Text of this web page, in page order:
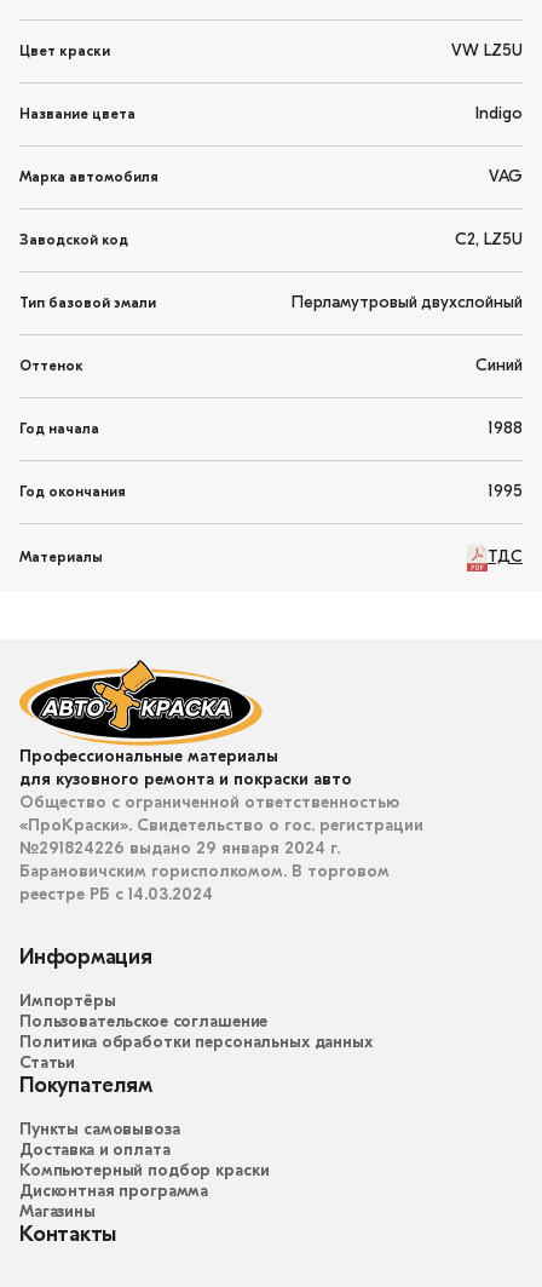
Цвет краски VW LZ5U
Название цвета Indigo
Марка автомобиля VAG
Заводской код C2, LZ5U
Тип базовой эмали Перламутровый двухслойный
Оттенок Синий
Год начала 1988
Год окончания 1995
Материалы ТДС
Профессиональные материалы
для кузовного ремонта и покраски авто
Общество с ограниченной ответственностью
«ПроКраски». Свидетельство о гос. регистрации
№291824226 выдано 29 января 2024 г.
Барановичским горисполкомом. В торговом
реестре РБ с 14.03.2024
Информация
Импортёры
Пользовательское соглашение
Политика обработки персональных данных
Статьи
Покупателям
Пункты самовывоза
Доставка и оплата
Компьютерный подбор краски
Дисконтная программа
Магазины
Контакты